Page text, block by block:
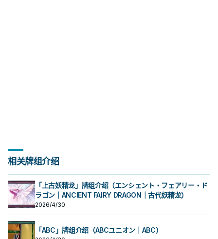
相关牌组介绍
「上古妖精龙」牌组介绍（エンシェント・フェアリー・ド
ラゴン｜ANCIENT FAIRY DRAGON｜古代妖精龙）
2026/4/30
「ABC」牌组介绍（ABCユニオン｜ABC）